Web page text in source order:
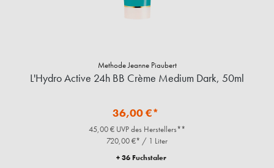
Methode Jeanne Piaubert
L'Hydro Active 24h BB Crème Medium Dark, 50ml
36,00 €*
45,00 € UVP des Herstellers**
720,00 €* / 1 Liter
+ 36 Fuchstaler